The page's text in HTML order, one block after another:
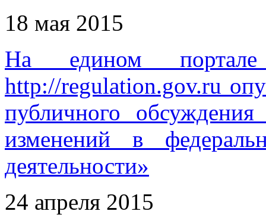
18 мая 2015
На едином портале
http://regulation.gov.ru
публичного
изменений в
деятельности»
24 апреля 2015